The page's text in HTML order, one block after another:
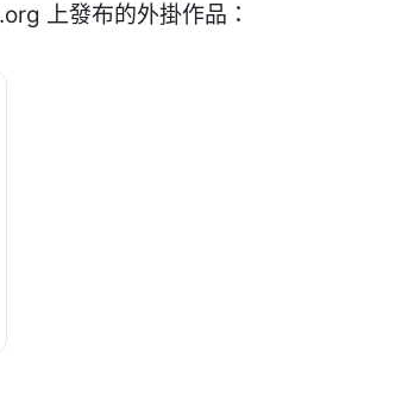
上發布的外掛作品：